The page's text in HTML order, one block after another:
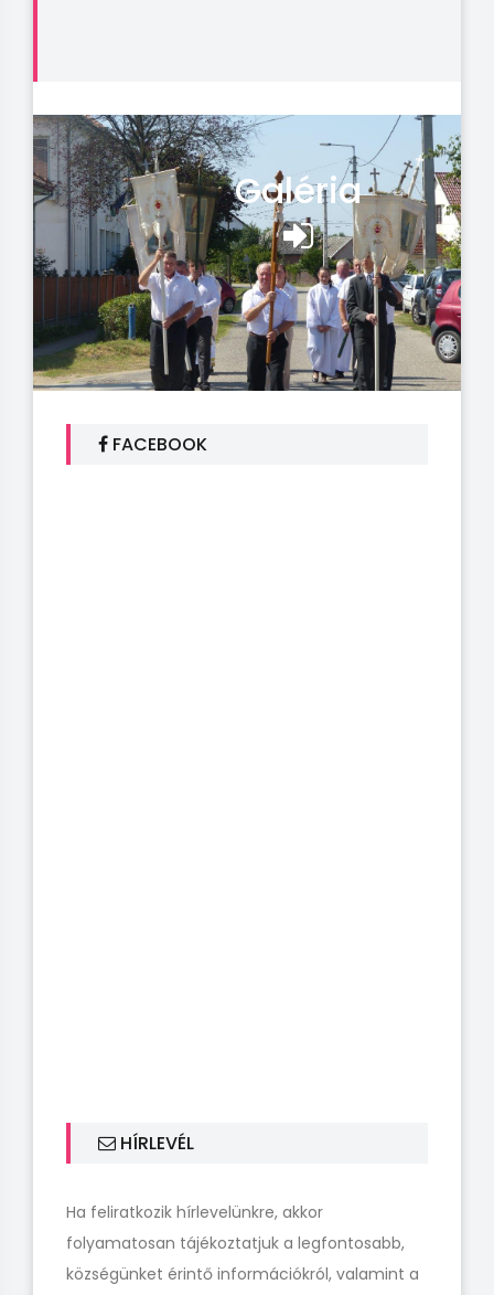
Galéria
FACEBOOK
HÍRLEVÉL
Ha feliratkozik hírlevelünkre, akkor
folyamatosan tájékoztatjuk a legfontosabb,
községünket érintő információkról, valamint a